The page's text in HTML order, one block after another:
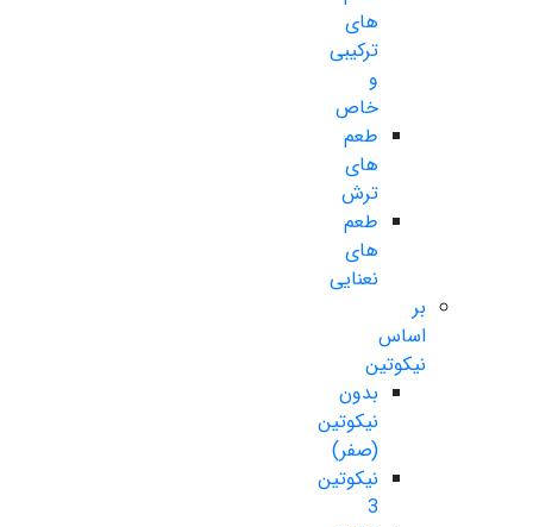
های
ترکیبی
و
خاص
طعم
های
ترش
طعم
های
نعنایی
بر
اساس
نیکوتین
بدون
نیکوتین
(صفر)
نیکوتین
3